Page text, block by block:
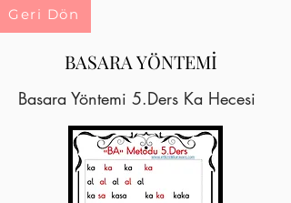
Geri Dön
BASARA YÖNTEMİ
Basara Yöntemi 5.Ders Ka Hecesi